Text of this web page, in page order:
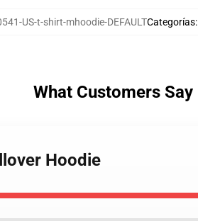
US-t-shirt-mhoodie-DEFAULTCategorías:
What Customers Say
Hoodie